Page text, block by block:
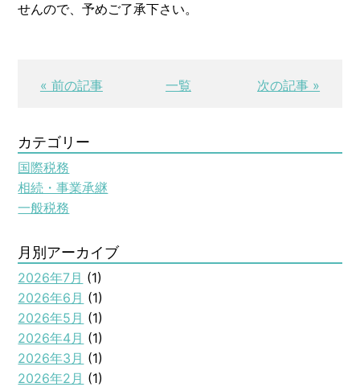
せんので、予めご了承下さい。
« 前の記事 一覧 次の記事 »
カテゴリー
国際税務
相続・事業承継
一般税務
月別アーカイブ
2026年7月 (1)
2026年6月 (1)
2026年5月 (1)
2026年4月 (1)
2026年3月 (1)
2026年2月 (1)